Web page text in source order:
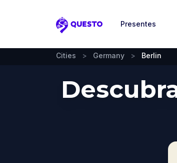
Questo
Presentes
Cities > Germany > Berlin